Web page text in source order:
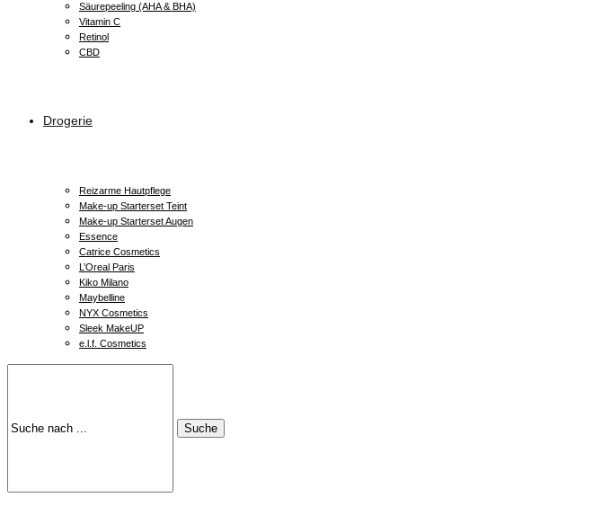
Säurepeeling (AHA & BHA)
Vitamin C
Retinol
CBD
Drogerie
Reizarme Hautpflege
Make-up Starterset Teint
Make-up Starterset Augen
Essence
Catrice Cosmetics
L’Oreal Paris
Kiko Milano
Maybelline
NYX Cosmetics
Sleek MakeUP
e.l.f. Cosmetics
Suche